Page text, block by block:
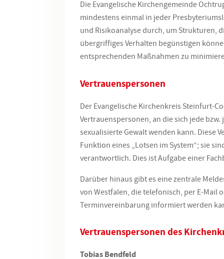
Die Evangelische Kirchengemeinde
mindestens einmal in jeder
und Risikoanalyse durch, um Strukturen,
übergriffiges Verhalten begünstigen
entsprechenden Maßnahmen zu
Vertrauenspersonen
Der Evangelische Kirchenkreis Steinfurt-
Vertrauenspersonen, an die sich jede
sexualisierte Gewalt wenden kann. Diese
Funktion eines „Lotsen im System“; sie
verantwortlich. Dies ist Aufgabe einer
Darüber hinaus gibt es eine zentrale
von Westfalen, die telefonisch, per E-Mail
Terminvereinbarung informiert werden
Vertrauenspersonen des
Tobias Bendfeld